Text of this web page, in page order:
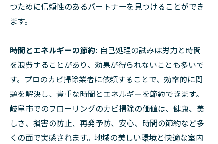
つために信頼性のあるパートナーを見つけることができ
ます。
時間とエネルギーの節約: 自己処理の試みは労力と時間
を浪費することがあり、効果が得られないことも多いで
す。プロのカビ掃除業者に依頼することで、効率的に問
題を解決し、貴重な時間とエネルギーを節約できます。
岐阜市でのフローリングのカビ掃除の価値は、健康、美
しさ、損害の防止、再発予防、安心、時間の節約など多
くの面で実感されます。地域の美しい環境と快適な室内